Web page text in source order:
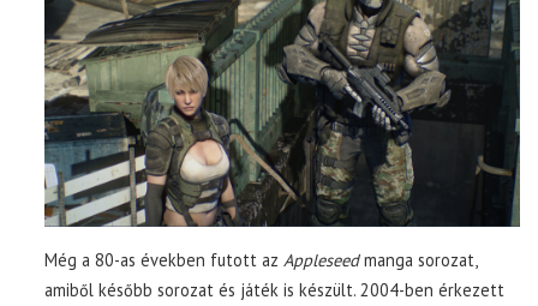
Még a 80-as években futott az Appleseedmanga sorozat,
amiből később sorozat és játék is készült. 2004-ben érkezett